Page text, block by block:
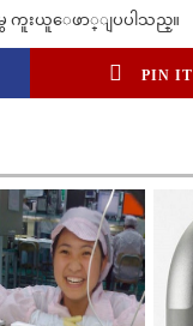
ကူးယူေဖာ္ျပပါသည္။
PIN IT